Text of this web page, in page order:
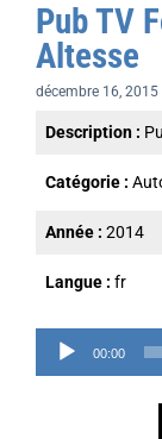
Pub TV
Altesse
décembre 16, 2015
Description :
Catégorie :
Année : 2014
Langue : fr
Lecteur
audio
00:00